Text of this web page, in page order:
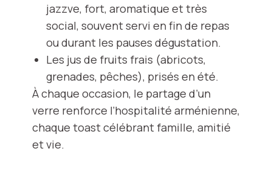
jazzve, fort, aromatique et très
social, souvent servi en fin de repas
ou durant les pauses dégustation.
Les jus de fruits frais (abricots,
grenades, pêches), prisés en été.
À chaque occasion, le partage d’un
verre renforce l’hospitalité arménienne,
chaque toast célébrant famille, amitié
et vie.